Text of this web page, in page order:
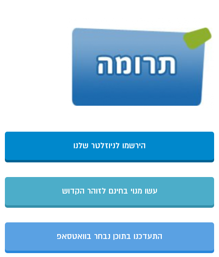
הירשמו לניוזלטר שלנו
עשו מנוי בחינם לזוהר הקדוש
התעדכנו בתוכן נבחר בוואטסאפ